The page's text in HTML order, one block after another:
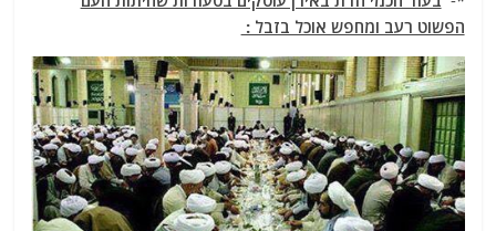
הפשוט רעב ומחפש אוכל בזבל :